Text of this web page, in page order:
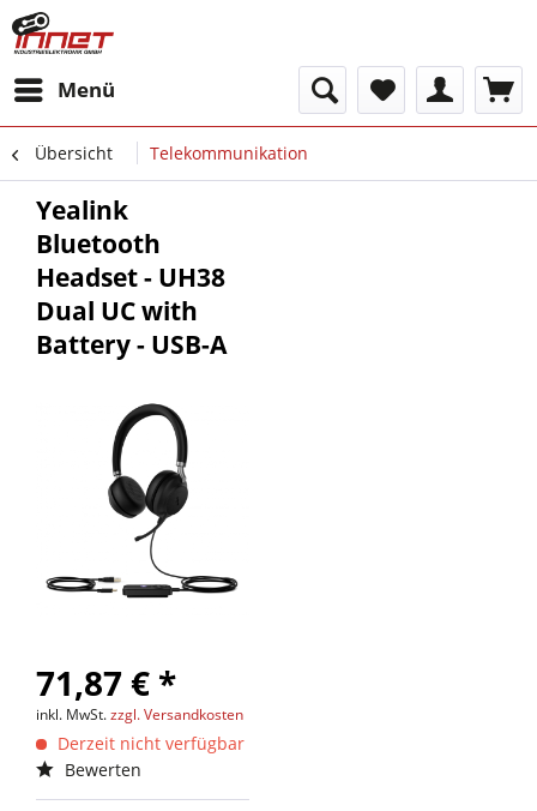
Menü
Übersicht Telekommunikation
Yealink
Bluetooth
Headset - UH38
Dual UC with
Battery - USB-A
71,87 € *
inkl. MwSt.zzgl. Versandkosten
Derzeit nicht verfügbar
Bewerten